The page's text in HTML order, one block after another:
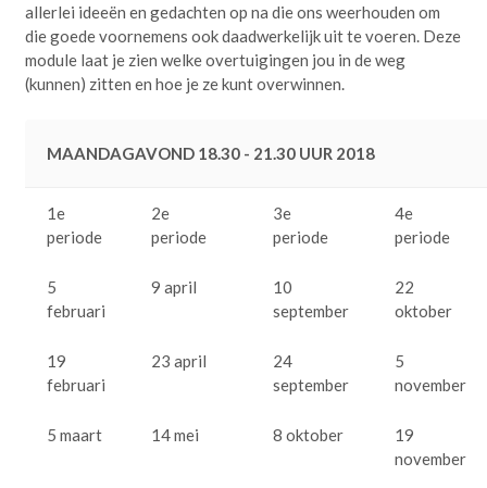
allerlei ideeën en gedachten op na die ons weerhouden om
die goede voornemens ook daadwerkelijk uit te voeren. Deze
module laat je zien welke overtuigingen jou in de weg
(kunnen) zitten en hoe je ze kunt overwinnen.
MAANDAGAVOND 18.30 - 21.30 UUR 2018
1e
periode
2e
periode
3e
periode
4e
periode
5
februari
9 april
10
september
22
oktober
19
februari
23 april
24
september
5
november
5 maart 14 mei 8 oktober
19
november